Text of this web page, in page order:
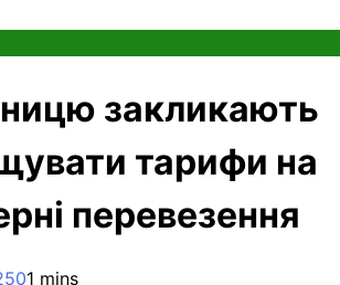
закликають
тарифи на
перевезення
01 mins